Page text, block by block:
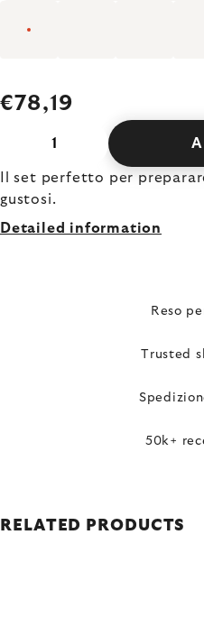
€78,19
Il set perfetto per
gustosi.
Detailed information
Reso
Trusted
50k+
RELATED PRODUCTS